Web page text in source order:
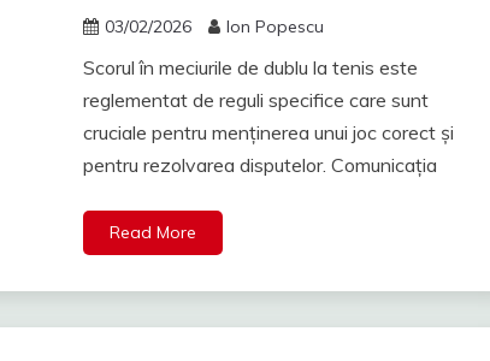
03/02/2026 Ion Popescu
Scorul în meciurile de dublu la tenis este
reglementat de reguli specifice care sunt
cruciale pentru menținerea unui joc corect și
pentru rezolvarea disputelor. Comunicația
Read More